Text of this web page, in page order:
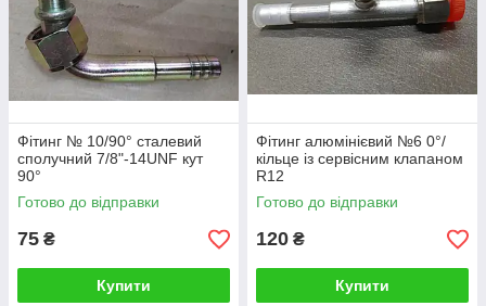
Фітинг № 10/90° сталевий
сполучний 7/8"-14UNF кут
90°
Готово до відправки
75 ₴
Купити
Фітинг алюмінієвий №6 0°/
кільце із сервісним клапаном
R12
Готово до відправки
120 ₴
Купити